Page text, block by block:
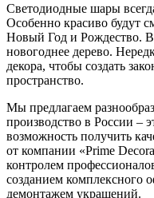
Светодиодные шары
Особенно красиво будут
Новый Год и Рождество.
новогоднее дерево.
декора, чтобы создать
пространство.
Мы предлагаем
производство в России –
возможность получить
от компании «Prime
контролем
созданием комплексного
демонтажем украшений.